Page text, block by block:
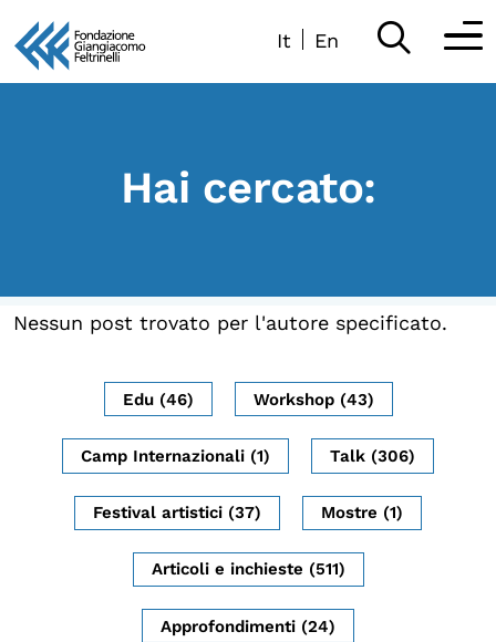
It En
Collabora
Sostieni
Sala di Lettura
LA FONDAZIONE
Chi siamo
Archivi del presente
Hai cercato:
Nessun post trovato per l'autore specificato.
Edu (46) Workshop (43)
Camp Internazionali (1) Talk (306)
Festival artistici (37) Mostre (1)
Articoli e inchieste (511)
Approfondimenti (24)